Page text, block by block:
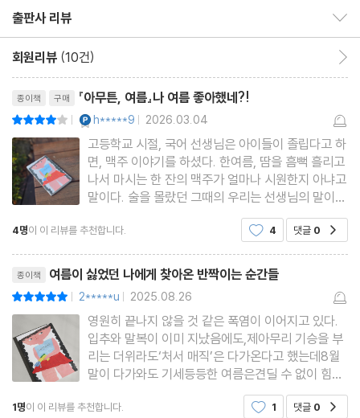
출판사 리뷰
회원리뷰 (10건)
종이책 구매 『아무튼, 여름』나 여름 좋아했네?!
| h*****9 | 2026.03.04
고등학교 시절, 국어 선생님은 아이들이 졸립다고 하
면, 맥주 이야기를 하셨다. 한여름, 땀을 흠뻑 흘리고
나서 마시는 한 잔의 맥주가 얼마나 시원한지 아냐고
말이다. 술을 몰랐던 그때의 우리는 선생님의 말이
먼 미래의 단어 같았다. 하지만 이제는 안다. 지친 마
음에 다가오는 한 줄기 빛처럼 시원하게 적셔줄 맥주
근 후 마시는
4명이 이 리뷰를 추천합니다. 4 댓글 0
종이책 여름이 싫었던 나에게 찾아온 반짝이는 순간들
| 2*****u | 2025.08.26
영원히 끝나지 않을 것 같은 폭염이 이어지고 있다.
입추와 말복이 이미 지났음에도,제아무리 기승을 부
리는 더위라도‘처서 매직’은 다가온다고 했는데8월
말이 다가와도 기세등등한 여름은견딜 수 없이 힘든
계절이다.겨울 태생이라 그런가 유독 여름이 힘들다.
겨울의 찬 공기는 반짝 정신을 차리게 하지만,찜통
1명이 이 리뷰를 추천합니다. 1 댓글 0